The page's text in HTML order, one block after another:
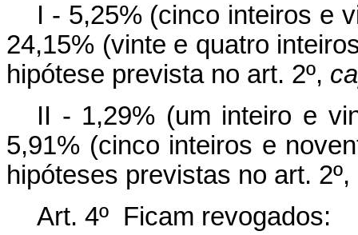
I - 5,25% (cinco inteiros e
24,15% (vinte e quatro
hipótese prevista no art. 2º,
II - 1,29% (um inteiro e
5,91% (cinco inteiros e
hipóteses previstas no art. 2º,
Art. 4º Ficam revogados: